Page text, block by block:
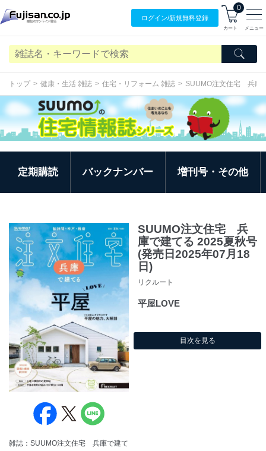
ログイン/新規無料登録
0
カート メニュー
トップ 健康・生活 雑誌 住宅・リフォーム 雑誌 SUUMO注文住宅 兵庫
定期購読 バックナンバー 増刊号・その他
雑誌：SUUMO注文住宅 兵庫で建て
SUUMO注文住宅 兵
庫で建てる 2025夏秋号
(発売日2025年07月18
日)
リクルート
平屋LOVE
目次を見る